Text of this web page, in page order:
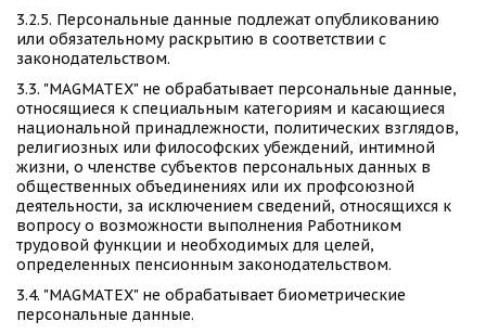
3.2.5. Персональные данные подлежат опубликованию
или обязательному раскрытию в соответствии с
законодательством.
3.3. "MAGMATEX" не обрабатывает персональные данные,
относящиеся к специальным категориям и касающиеся
национальной принадлежности, политических взглядов,
религиозных или философских убеждений, интимной
жизни, о членстве субъектов персональных данных в
общественных объединениях или их профсоюзной
деятельности, за исключением сведений, относящихся к
вопросу о возможности выполнения Работником
трудовой функции и необходимых для целей,
определенных пенсионным законодательством.
3.4. "MAGMATEX" не обрабатывает биометрические
персональные данные.